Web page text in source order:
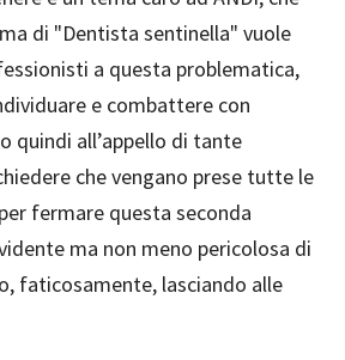
di "Dentista sentinella" vuole
a questa problematica,
e combattere con
quindi all’appello di tante
che vengano prese tutte le
fermare questa seconda
ma non meno pericolosa di
faticosamente, lasciando alle